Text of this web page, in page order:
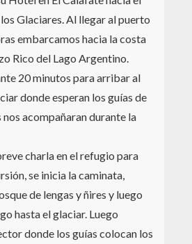
Glaciares. Al llegar al puerto
embarcamos hacia la costa
Rico del Lago Argentino.
20 minutos para arribar al
donde esperan los guías de
nos acompañaran durante la
charla en el refugio para
se inicia la caminata,
de lengas y ñires y luego
hasta el glaciar. Luego
donde los guías colocan los